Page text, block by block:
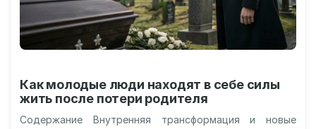
Как молодые люди находят в себе силы
жить после потери родителя
Содержание Внутренняя трансформация и новые